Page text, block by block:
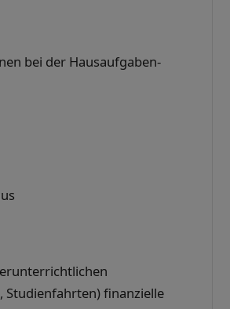
bei der Hausaufgaben-
Studienfahrten) finanzielle